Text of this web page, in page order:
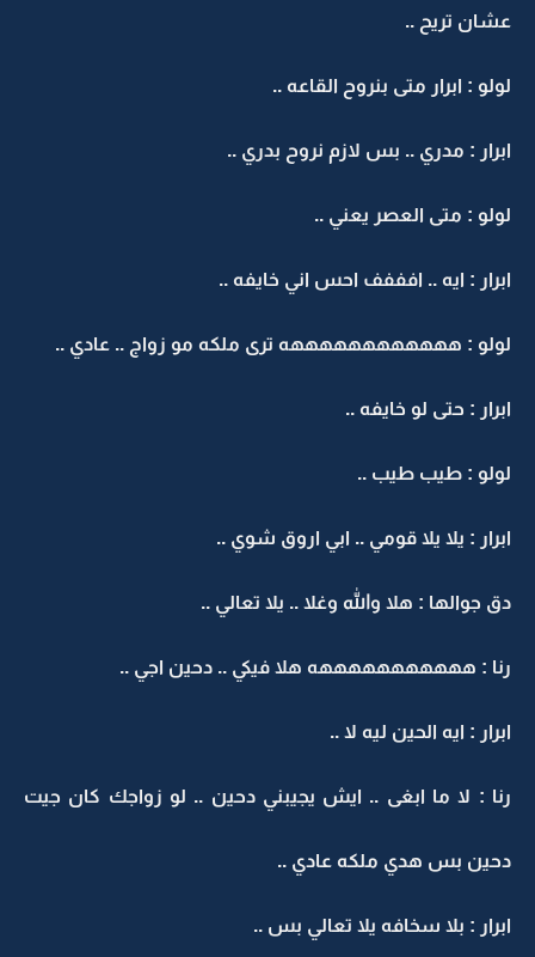
عشان تريح ..
لولو : ابرار متى بنروح القاعه ..
ابرار : مدري .. بس لازم نروح بدري ..
لولو : متى العصر يعني ..
ابرار : ايه .. افففف احس اني خايفه ..
لولو : ههههههههههههه ترى ملكه مو زواج .. عادي ..
ابرار : حتى لو خايفه ..
لولو : طيب طيب ..
ابرار : يلا يلا قومي .. ابي اروق شوي ..
دق جوالها : هلا والله وغلا .. يلا تعالي ..
رنا : هههههههههههه هلا فيكي .. دحين اجي ..
ابرار : ايه الحين ليه لا ..
رنا : لا ما ابغى .. ايش يجيبني دحين .. لو زواجك كان جيت
دحين بس هدي ملكه عادي ..
ابرار : بلا سخافه يلا تعالي بس ..